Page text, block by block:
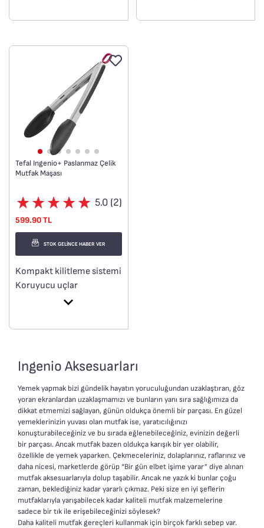
Koruyucu bıçak kılıfı,
bulaşık makinesinde
yıkanabilir mutfak aleti.
Ingenio+ serisi ile uyumlu
yüzeyden yukarıda tutar,
Tefal Ingenio+ Paslanmaz Çelik
Mutfak Maşası
5.0 (2)
599.90 TL
STOK GELİNCE HABER VER
Kompakt kilitleme sistemi
Koruyucu uçlar
230°C’ye kadar ısıya
Kolay temizlik için bulaşık
Ingenio+ serisiyle uyumlu
tasarım
Ingenio Aksesuarları
Yemek yapmak bizi gündelik hayatın yoruculuğundan uzaklaştıran, göz
yoran ekranlardan uzaklaşmamızı ve bunların yanı sıra sağlığımıza da
dikkat etmemizi sağlayan, günün oldukça önemli bir parçası. En güzel
yemeklerinizin yuvası olan mutfak ise, yaratıcılığınızı
konuşturabileceğiniz ve bu sırada eğlenebileceğiniz, evinizin değerli
bir parçası. Ancak mutfak bazen oldukça karışık bir yer olabilir,
özellikle de yemek yaparken. Çekmeceleriniz, dolaplarınız, raflarınız ve
daha nicesi, marketlerde görüp “Bir gün elbet işime yarar” diye alınan
mutfak aksesuarlarıyla dolup taşabilir. Ancak ne yazık ki bunlar çoğu
zaman, beklediğiniz kadar yararlı çıkmaz. Peki size en iyi şeflerin
mutfaklarıyla yarışabilecek kadar kaliteli mutfak malzemelerine
sadece bir tık ile erişebileceğinizi söylesek?
Daha kaliteli mutfak gereçleri kullanmak için birçok farklı sebep var.